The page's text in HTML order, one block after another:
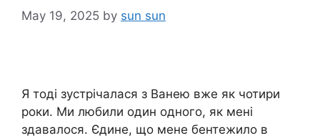
May 19, 2025 by sun sun
Я тоді зустрічалася з Ванею вже як чотири
роки. Ми любили один одного, як мені
здавалося. Єдине, що мене бентежило в